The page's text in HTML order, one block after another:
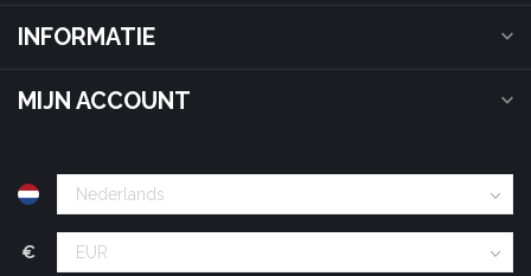
INFORMATIE
MIJN ACCOUNT
€